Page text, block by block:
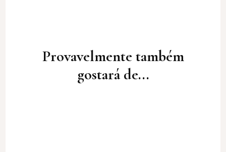
Provavelmente também
gostará de...